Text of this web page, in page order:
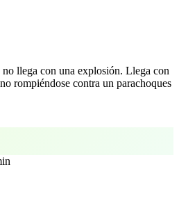
llega con una explosión. Llega con
rompiéndose contra un parachoques